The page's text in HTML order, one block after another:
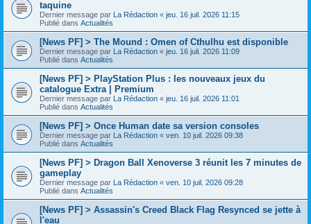
taquine
Dernier message par La Rédaction « jeu. 16 juil. 2026 11:15
Publié dans Actualités
[News PF] > The Mound : Omen of Cthulhu est disponible
Dernier message par La Rédaction « jeu. 16 juil. 2026 11:09
Publié dans Actualités
[News PF] > PlayStation Plus : les nouveaux jeux du
catalogue Extra | Premium
Dernier message par La Rédaction « jeu. 16 juil. 2026 11:01
Publié dans Actualités
[News PF] > Once Human date sa version consoles
Dernier message par La Rédaction « ven. 10 juil. 2026 09:38
Publié dans Actualités
[News PF] > Dragon Ball Xenoverse 3 réunit les 7 minutes de
gameplay
Dernier message par La Rédaction « ven. 10 juil. 2026 09:28
Publié dans Actualités
[News PF] > Assassin's Creed Black Flag Resynced se jette à
l'eau